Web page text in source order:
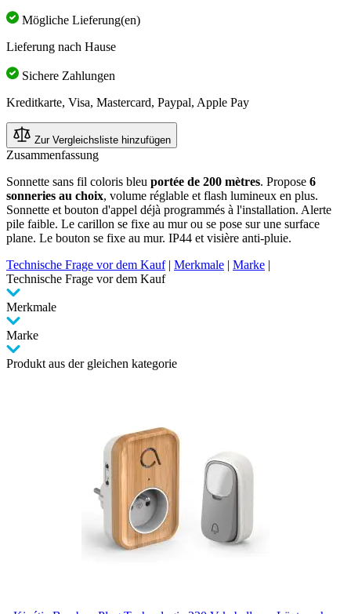
Mögliche Lieferung(en)
Lieferung nach Hause
Sichere Zahlungen
Kreditkarte, Visa, Mastercard, Paypal, Apple Pay
Zur Vergleichsliste hinzufügen
Zusammenfassung
Sonnette sans fil coloris bleu portée de 200 mètres. Propose 6
sonneries au choix, volume réglable et flash lumineux en plus.
Sonnette et bouton d'appel déjà programmés à l'installation. Alerte
pile faible. Le carillon se fixe au mur ou se pose sur une surface
plane. Le bouton se fixe au mur. IP44 et visière anti-pluie.
Technische Frage vor dem Kauf | Merkmale | Marke |
Technische Frage vor dem Kauf
Merkmale
Marke
Produkt aus der gleichen kategorie